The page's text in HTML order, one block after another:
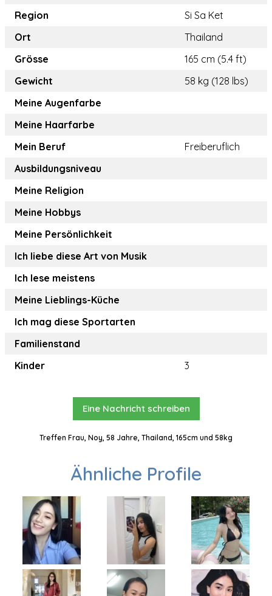
Region
Si Sa Ket
Ort
Thailand
Grösse
165 cm (5.4 ft)
Gewicht
58 kg (128 lbs)
Meine Augenfarbe
Meine Haarfarbe
Mein Beruf
Freiberuflich
Ausbildungsniveau
Meine Religion
Meine Hobbys
Meine Persönlichkeit
Ich liebe diese Art von Musik
Ich lese meistens
Meine Lieblings-Küche
Ich mag diese Sportarten
Familienstand
Kinder
3
Eine Nachricht schreiben
Treffen Frau, Noy, 58 Jahre, Thailand, 165cm und 58kg
Ähnliche Profile